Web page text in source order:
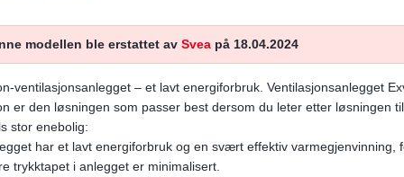
modellen ble erstattet av Svea på 18.04.2024
ventilasjonsanlegget – et lavt energiforbruk. Ventilasjonsanlegget
er den løsningen som passer best dersom du leter etter løsningen
stor enebolig:
har et lavt energiforbruk og en svært effektiv varmegjenvinning,
trykktapet i anlegget er minimalisert.